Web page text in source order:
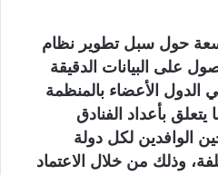
حول سبل تطوير نظام
على البيانات الدقيقة
الدول الأعضاء بالمنظمة
بأعداد الفنادق
الوافدين لكل دولة
وذلك من خلال الاعتماد